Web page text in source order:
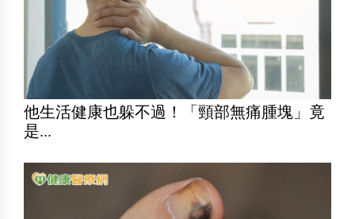
他生活健康也躲不過！「頸部無痛腫塊」竟
是...